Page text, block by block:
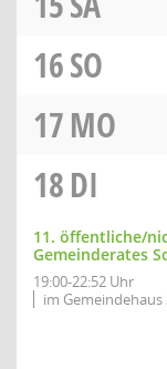
16SO
17MO
18DI
11. öffentliche/
Gemeinderates
19:00-22:52 Uhr
im Gemeindehaus